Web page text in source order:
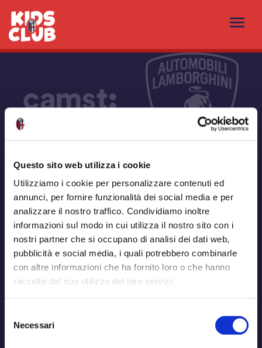
Questo sito web utilizza i cookie
Utilizziamo i cookie per personalizzare contenuti ed
annunci, per fornire funzionalità dei social media e per
analizzare il nostro traffico. Condividiamo inoltre
informazioni sul modo in cui utilizza il nostro sito con i
nostri partner che si occupano di analisi dei dati web,
pubblicità e social media, i quali potrebbero combinarle
con altre informazioni che ha fornito loro o che hanno
raccolto dal suo utilizzo dei loro servizi.
delNecessari